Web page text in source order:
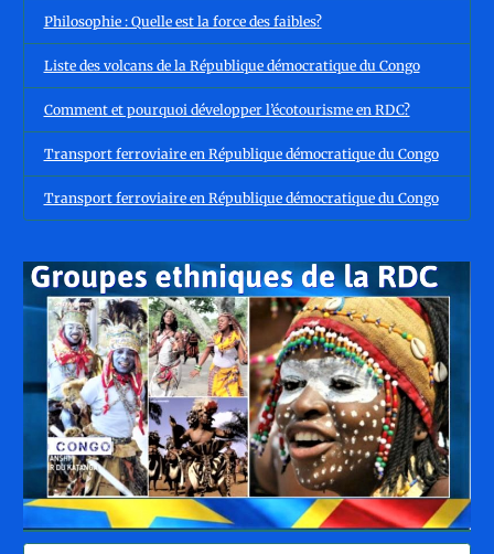
Philosophie : Quelle est la force des faibles?
Liste des volcans de la République démocratique du Congo
Comment et pourquoi développer l’écotourisme en RDC?
Transport ferroviaire en République démocratique du Congo
Transport ferroviaire en République démocratique du Congo